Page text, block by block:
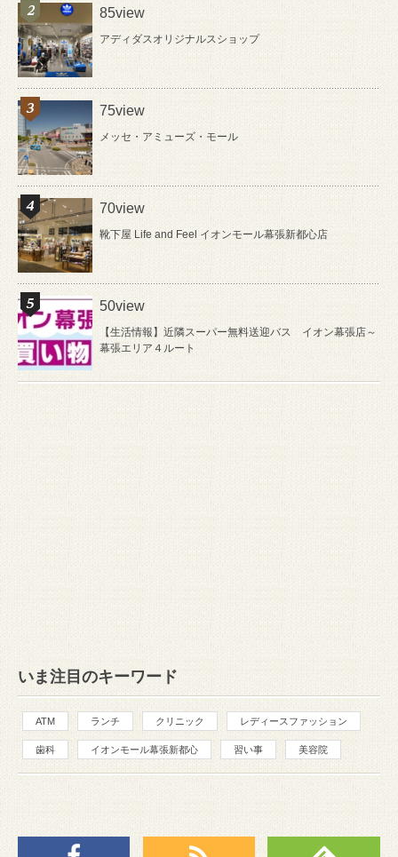
85view
アディダスオリジナルスショップ
75view
メッセ・アミューズ・モール
70view
靴下屋 Life and Feel イオンモール幕張新都心店
50view
【生活情報】近隣スーパー無料送迎バス イオン幕張店～
幕張エリア４ルート
いま注目のキーワード
ATM ランチ クリニック レディースファッション
歯科 イオンモール幕張新都心 習い事 美容院